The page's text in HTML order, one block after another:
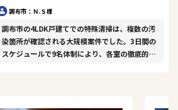
調布市：Ｎ.Ｓ様
調布市の4LDK戸建てでの特殊清掃は、複数の汚
染箇所が確認される大規模案件でした。3日間の
スケジュールで9名体制により、各室の徹底的な